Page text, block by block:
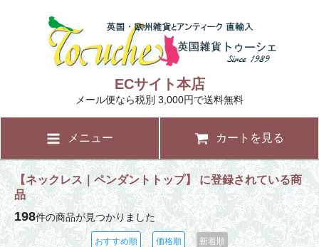
ECサイト本店
メール便なら税別 3,000円で送料無料
メニュー カートを見る
【ネックレス｜ペンダントトップ】 に登録されている商
品
198件の商品が見つかりました
おすすめ順 価格順 新着順